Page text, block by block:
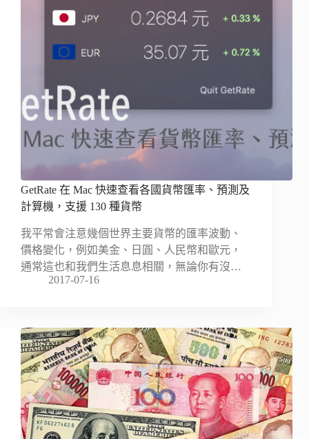
GetRate 在 Mac 快速查看各國貨幣匯率、預測及
計算機，支援 130 種貨幣
我平常會注意幾個世界主要貨幣的匯率波動、
價格變化，例如美金、日圓、人民幣和歐元，
通常這也和我們生活息息相關，無論你有沒…
2017-07-16